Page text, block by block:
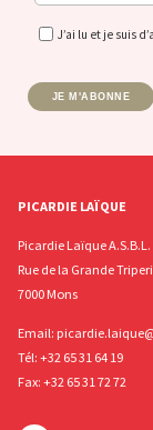
J’ai lu et je suis
JE M'ABONNE
PICARDIE LAÏQUE
Picardie Laïque A.S.B.L.
Rue de la Grande
7000 Mons
Email:
Tél: +32 65 31 64 19
Fax: +32 65 31 72 72